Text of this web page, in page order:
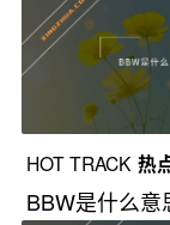
HOT TRACK 热
BBW是什么意